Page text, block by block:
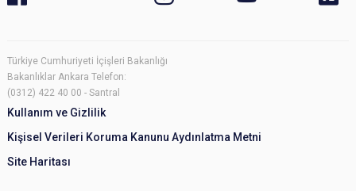
Türkiye Cumhuriyeti İçişleri Bakanlığı
Bakanlıklar Ankara Telefon:
(0312) 422 40 00 - Santral
Kullanım ve Gizlilik
Kişisel Verileri Koruma Kanunu Aydınlatma Metni
Site Haritası